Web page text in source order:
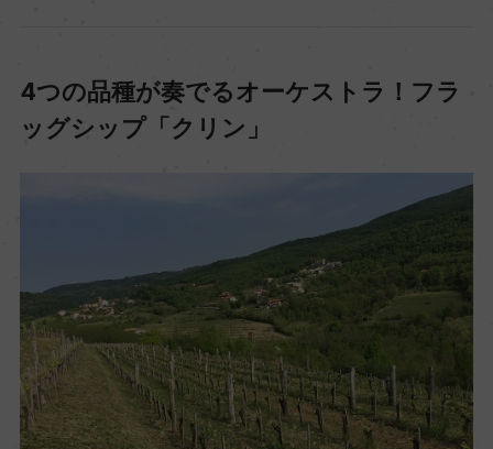
4つの品種が奏でるオーケストラ！フラ
ッグシップ「クリン」